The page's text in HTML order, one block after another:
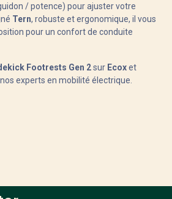
/ potence) pour ajuster votre
Tern, robuste et ergonomique, il vous
pour un confort de conduite
Footrests Gen 2sur Ecoxet
experts en mobilité électrique.